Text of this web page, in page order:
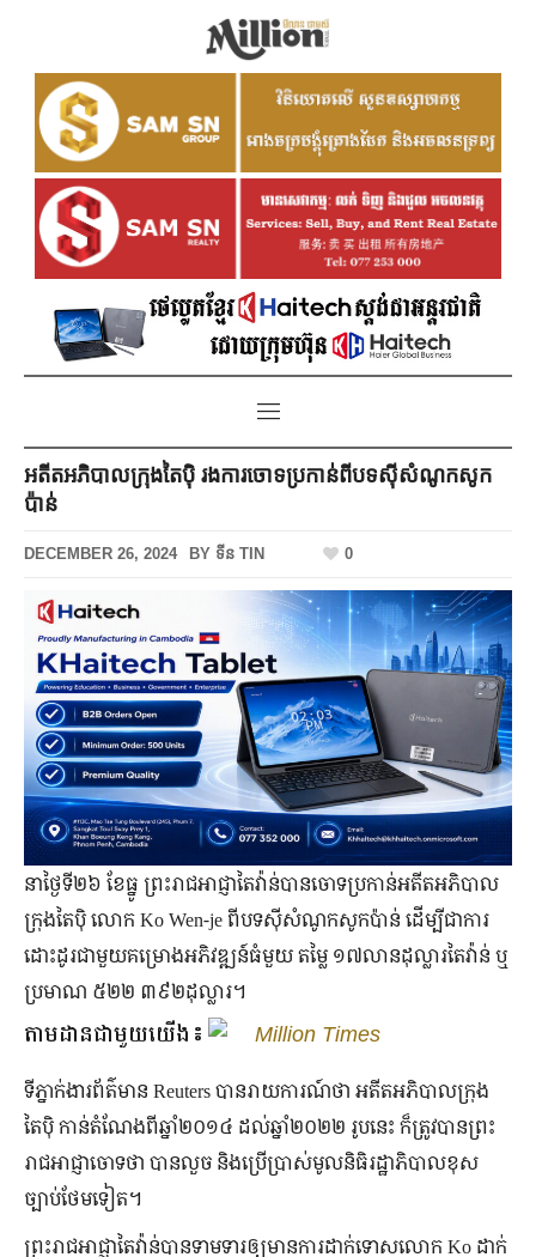
អតីតអភិបាលក្រុងតៃប៉ិ រងការចោទប្រកាន់ពីបទស៊ីសំណូកសូក
ប៉ាន់
DECEMBER 26, 2024 BY ទីន TIN 0
នាថ្ងៃទី២៦ ខែធ្នូ ព្រះរាជអាជ្ញាតៃវ៉ាន់បានចោទប្រកាន់អតីតអភិបាល
ក្រុងតៃប៉ិ លោក Ko Wen-je ពីបទស៊ីសំណូកសូកប៉ាន់ ដើម្បីជាការ
ដោះដូរជាមួយគម្រោងអភិវឌ្ឍន៍ធំមួយ តម្លៃ ១៧លានដុល្លារតៃវ៉ាន់ ឬ
ប្រមាណ ៥២២ ៣៩២ដុល្លារ។
តាមដានជាមួយយើង៖ Million Times
ទីភ្នាក់ងារព័ត៌មាន Reuters បានរាយការណ៍ថា អតីតអភិបាលក្រុង
តៃប៉ិ កាន់តំណែងពីឆ្នាំ២០១៤ ដល់ឆ្នាំ២០២២ រូបនេះ ក៏ត្រូវបានព្រះ
រាជអាជ្ញាចោទថា បានលួច និងប្រើប្រាស់មូលនិធិរដ្ឋាភិបាលខុស
ច្បាប់ថែមទៀត។
ព្រះរាជអាជ្ញាតៃវ៉ាន់បានទាមទារឲ្យមានការដាក់ទោសលោក Ko ដាក់